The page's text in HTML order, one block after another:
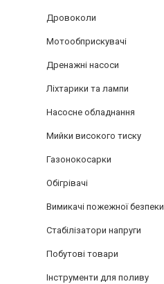
Дровоколи
Мотообприскувачі
Дренажні насоси
Ліхтарики та лампи
Насосне обладнання
Мийки високого тиску
Газонокосарки
Обігрівачі
Вимикачі пожежної безпеки
Стабілізатори напруги
Побутові товари
Інструменти для поливу